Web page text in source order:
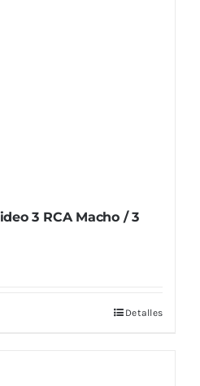
3 RCA Macho / 3
Detalles